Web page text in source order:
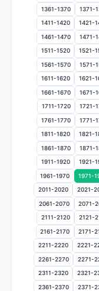
1361-1370 1371-
1411-1420 1421-
1461-1470 1471-
1511-1520 1521-
1561-1570 1571-
1611-1620 1621-
1661-1670 1671-
1711-1720 1721-
1761-1770 1771-
1811-1820 1821-
1861-1870 1871-
1911-1920 1921-
1961-1970 1971-
2011-2020 2021-
2061-2070 2071-
2111-2120 2121-
2161-2170 2171-
2211-2220 2221-
2261-2270 2271-
2311-2320 2321-
2361-2370 2371-